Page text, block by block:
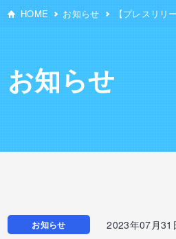
HOME お知らせ 【プレスリ
お知らせ
お知らせ 2023年07月31